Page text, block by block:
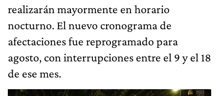
realizarán mayormente en horario
nocturno. El nuevo cronograma de
afectaciones fue reprogramado para
agosto, con interrupciones entre el 9 y el 18
de ese mes.